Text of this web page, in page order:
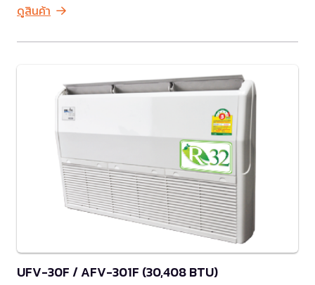
ดูสินค้า
UFV-30F / AFV-301F (30,408 BTU)